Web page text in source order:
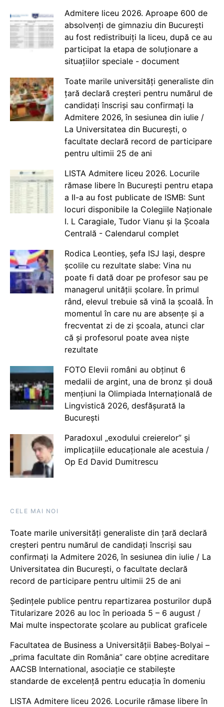
Admitere liceu 2026. Aproape 600 de
absolvenți de gimnaziu din București
au fost redistribuiți la liceu, după ce au
participat la etapa de soluționare a
situațiilor speciale - document
Toate marile universități generaliste din
țară declară creșteri pentru numărul de
candidați înscriși sau confirmați la
Admitere 2026, în sesiunea din iulie /
La Universitatea din București, o
facultate declară record de participare
pentru ultimii 25 de ani
LISTA Admitere liceu 2026. Locurile
rămase libere în București pentru etapa
a II-a au fost publicate de ISMB: Sunt
locuri disponibile la Colegiile Naționale
I. L Caragiale, Tudor Vianu și la Școala
Centrală - Calendarul complet
Rodica Leontieș, șefa ISJ Iași, despre
școlile cu rezultate slabe: Vina nu
poate fi dată doar pe profesor sau pe
managerul unității școlare. În primul
rând, elevul trebuie să vină la școală. În
momentul în care nu are absențe și a
frecventat zi de zi școala, atunci clar
că și profesorul poate avea niște
rezultate
FOTO Elevii români au obținut 6
medalii de argint, una de bronz și două
mențiuni la Olimpiada Internațională de
Lingvistică 2026, desfășurată la
București
Paradoxul „exodului creierelor” și
implicațiile educaționale ale acestuia /
Op Ed David Dumitrescu
CELE MAI NOI
Toate marile universități generaliste din țară declară
creșteri pentru numărul de candidați înscriși sau
confirmați la Admitere 2026, în sesiunea din iulie / La
Universitatea din București, o facultate declară
record de participare pentru ultimii 25 de ani
Ședințele publice pentru repartizarea posturilor după
Titularizare 2026 au loc în perioada 5 – 6 august /
Mai multe inspectorate școlare au publicat graficele
Facultatea de Business a Universității Babeș-Bolyai –
„prima facultate din România” care obține acreditare
AACSB International, asociație ce stabilește
standarde de excelență pentru educația în domeniu
LISTA Admitere liceu 2026. Locurile rămase libere în